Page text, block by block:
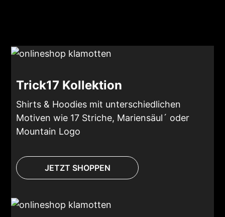
Trick17 Kollektion
Shirts & Hoodies mit unterschiedlichen
Motiven wie 17 Striche, Mariensäul´ oder
Mountain Logo
JETZT SHOPPEN